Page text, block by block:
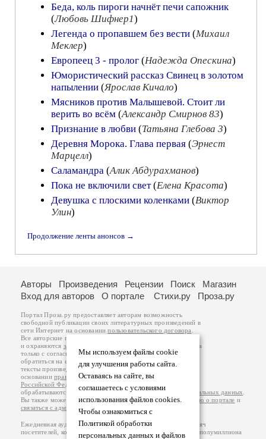
Беда, коль пироги начнёт печи сапожник
(Любовь Шифнер1)
Легенда о пропавшем без вести (Михаил
Меклер)
Европеец 3 - пролог (Надежда Опескина)
Юмористический рассказ Свинец в золотом
напылении (Ярослав Кичало)
Мясников против Малышевой. Стоит ли
верить во всём (Александр Смирнов 83)
Признание в любви (Татьяна Глебова 3)
Деревня Морока. Глава первая (Эрнест
Марцелл)
Саламандра (Алик Абдурахманов)
Пока не включили свет(Елена Красота)
Девушка с плоскими коленками (Виктор
Улин)
Продолжение ленты анонсов →
Мы используем файлы cookie
для улучшения работы сайта.
Оставаясь на сайте, вы
соглашаетесь с условиями
использования файлов cookies.
Чтобы ознакомиться с
Политикой обработки
персональных данных и файлов
Авторы Произведения Рецензии Поиск
Магазин
Вход для авторов
О портале Стихи.ру Проза.ру
Портал Проза.ру предоставляет авторам возможность
свободной публикации своих литературных произведений в
сети Интернет на основаниипользовательского договора
Все авторские права на произведения принадлежат авторам
и охраняются законом
. Перепечатка произведений возможна
только с согласия его автора, к которому вы можете
обратиться на его авторской странице. Ответственность за
тексты произведений авторы несут самостоятельно на
основанииправил публикацииизаконодательства
Российской Федерации
обрабатываются на основанииПолитики обработки персональных данных
Вы также можете посмотреть более подробнуюинформацию о портале и
связаться с администрацией
Ежедневная аудитория портала Проза.ру – порядка 100 тысяч
посетителей, которые в общей сумме просматривают более полумиллиона